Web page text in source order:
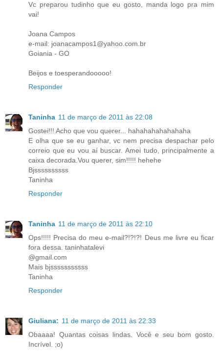
Vc preparou tudinho que eu gosto, manda logo pra mim
vai!
Joana Campos
e-mail: joanacampos1@yahoo.com.br
Goiania - GO
Beijos e toesperandooooo!
Responder
Taninha 11 de março de 2011 às 22:08
Gostei!!! Acho que vou querer... hahahahahahahaha
E olha que se eu ganhar, vc nem precisa despachar pelo
correio que eu vou aí buscar. Amei tudo, principalmente a
caixa decorada.Vou querer, sim!!!!! hehehe
Bjssssssssss
Taninha
Responder
Taninha 11 de março de 2011 às 22:10
Ops!!!!! Precisa do meu e-mail?!?!?! Deus me livre eu ficar
fora dessa. taninhatalevi
@gmail.com
Mais bjsssssssssss
Taninha
Responder
Giuliana: 11 de março de 2011 às 22:33
Obaaaa! Quantas coisas lindas. Você e seu bom gosto.
Incrível. ;o)